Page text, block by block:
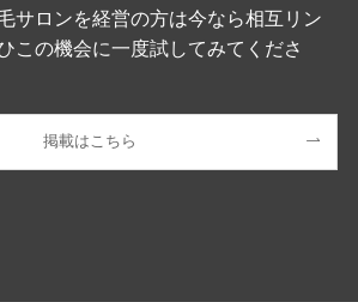
サロンを経営の方は今なら相互リン
この機会に一度試してみてくださ
掲載はこちら